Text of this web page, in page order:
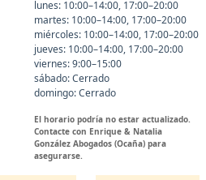
lunes: 10:00–14:00, 17:00–20:00
martes: 10:00–14:00, 17:00–20:00
miércoles: 10:00–14:00, 17:00–20:00
jueves: 10:00–14:00, 17:00–20:00
viernes: 9:00–15:00
sábado: Cerrado
domingo: Cerrado
El horario podría no estar actualizado.
Contacte con Enrique & Natalia
González Abogados (Ocaña) para
asegurarse.